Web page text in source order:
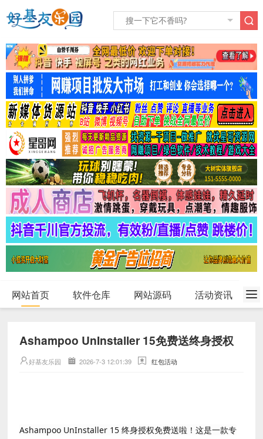
网站首页 软件仓库 网站源码 活动资讯
Ashampoo UnInstaller 15免费送终身授权
好基友乐园 2026-7-3 12:01:39 红包活动
Ashampoo UnInstaller 15 终身授权免费送啦！这是一款专